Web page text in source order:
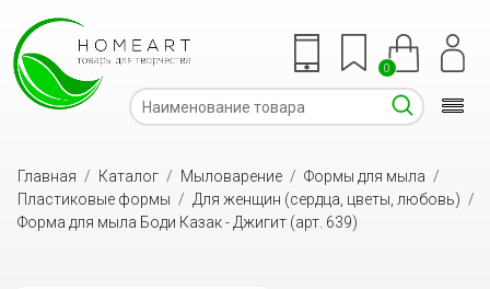
0
Главная / Каталог / Мыловарение / Формы для мыла /
Пластиковые формы / Для женщин (сердца, цветы, любовь) /
Форма для мыла Боди Казак - Джигит (арт. 639)